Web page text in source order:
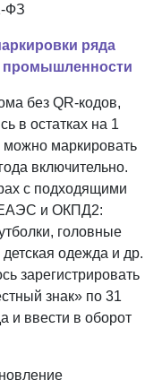
ФЗ
ряда
промышленности
без QR-кодов,
в остатках на 1
можно маркировать
включительно.
с подходящими
и ОКПД2:
головные
одежда и др.
зарегистрировать
знак» по 31
и ввести в оборот